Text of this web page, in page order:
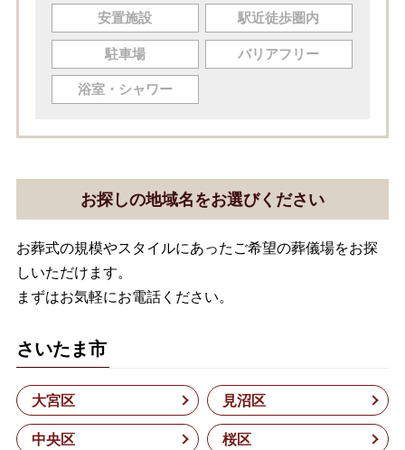
安置施設 駅近徒歩圏内
駐車場 バリアフリー
浴室・シャワー
お探しの地域名をお選びください
お葬式の規模やスタイルにあったご希望の葬儀場をお探
しいただけます。
まずはお気軽にお電話ください。
さいたま市
大宮区 見沼区
中央区 桜区